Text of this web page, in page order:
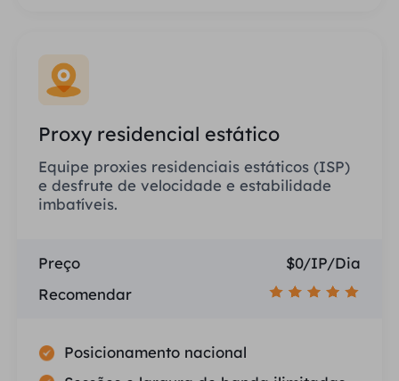
Proxy residencial estático
Equipe proxies residenciais estáticos (ISP)
e desfrute de velocidade e estabilidade
imbatíveis.
Preço
$0/IP/Dia
Recomendar
Posicionamento nacional